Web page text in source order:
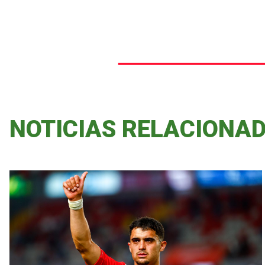
NOTICIAS